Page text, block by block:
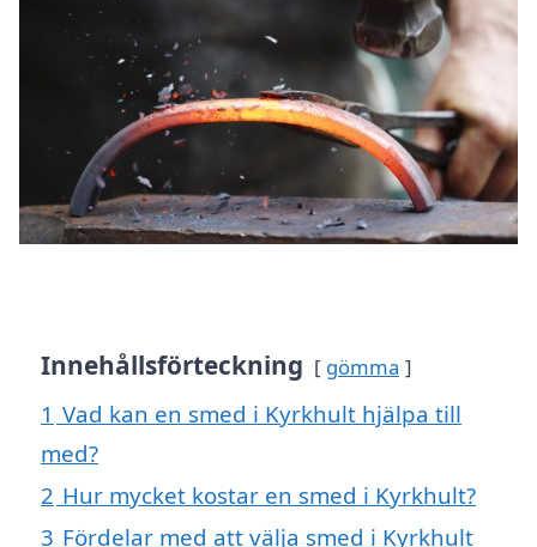
Innehållsförteckning gömma
1 Vad kan en smed i Kyrkhult hjälpa till
med?
2 Hur mycket kostar en smed i Kyrkhult?
3 Fördelar med att välja smed i Kyrkhult